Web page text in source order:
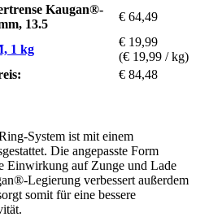
Kaugan®-
13.5
€ 64,49
1 kg
€ 19,99
(€ 19,99 / kg)
€ 84,48
System ist mit einem
Die angepasste Form
Einwirkung auf Zunge und Lade
Legierung verbessert außerdem
somit für eine bessere